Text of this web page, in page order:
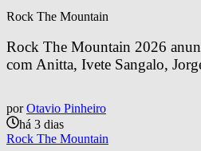
Rock The Mountain
Rock The Mountain 2026
com Anitta, Ivete Sangalo,
por Otavio Pinheiro
há 3 dias
Rock The Mountain